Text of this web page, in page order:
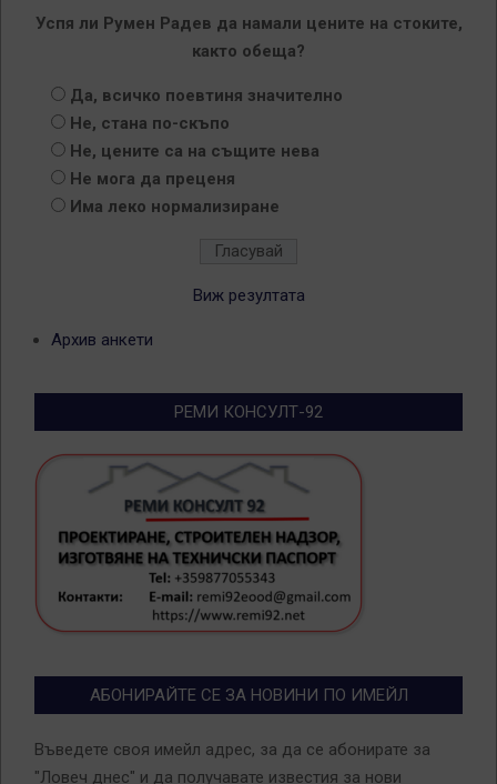
Успя ли Румен Радев да намали цените на стоките,
както обеща?
Да, всичко поевтиня значително
Не, стана по-скъпо
Не, цените са на същите нева
Не мога да преценя
Има леко нормализиране
Виж резултата
Архив анкети
РЕМИ КОНСУЛТ-92
АБОНИРАЙТЕ СЕ ЗА НОВИНИ ПО ИМЕЙЛ
Въведете своя имейл адрес, за да се абонирате за
"Ловеч днес" и да получавате известия за нови